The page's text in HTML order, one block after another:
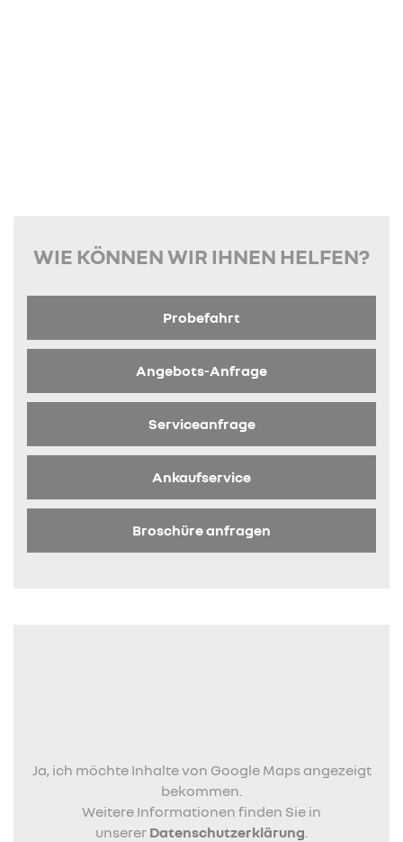
WIE KÖNNEN WIR IHNEN HELFEN?
Probefahrt
Angebots-Anfrage
Serviceanfrage
Ankaufservice
Broschüre anfragen
Ja, ich möchte Inhalte von Google Maps angezeigt
bekommen.
Weitere Informationen finden Sie in
unserer Datenschutzerklärung.